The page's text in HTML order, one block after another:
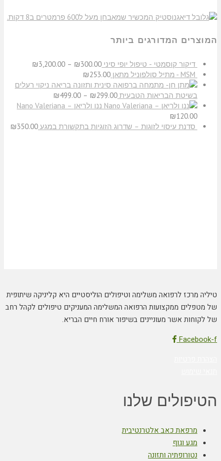
המוצרים המדורגים ביותר
דיקור קוסמטי - טיפול יופי סיני ₪300.00
–
₪3,200.00
MSM - מתיל סולפוניל מתאן
₪253.00
ניקוי רעלים
בשיטת הבריאות הטבעית
₪299.00
–
₪499.00
ננו ולריאן – Nano Valeriana
₪120.00
סדנת עיסוי לזוגות – שדרוג הזוגיות בתקשורת במגע
₪350.00
טיליה מרכז לרפואה משלימה וטיפולים הוליסטיים היא קליניקה שיתופית
של מטפלים ממקצועות הרפואה המשלימה המעניקים טיפולים לקהל רחב
של לקוחות אשר מעוניינים בשיפור אורח חיים הבריא.
Facebook-f
הטיפולים שלנו
מרפאת כאב אלטרנטיבית
מגע וגוף
נטורופתיה ותזונה